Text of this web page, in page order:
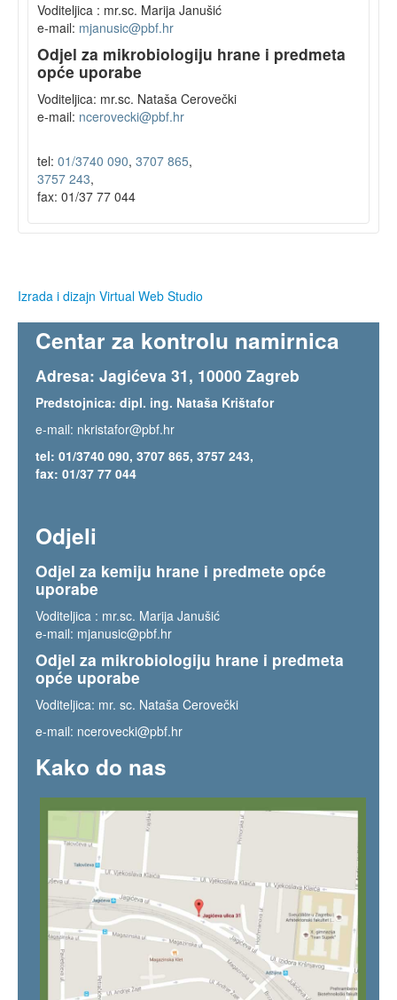
Voditeljica : mr.sc. Marija Janušić
e-mail: mjanusic@pbf.hr
Odjel za mikrobiologiju hrane i predmeta
opće uporabe
Voditeljica: mr.sc. Nataša Cerovečki
e-mail: ncerovecki@pbf.hr
tel: 01/3740 090, 3707 865,
3757 243,
fax: 01/37 77 044
Izrada i dizajn Virtual Web Studio
Centar za kontrolu namirnica
Adresa: Jagićeva 31, 10000 Zagreb
Predstojnica: dipl. ing. Nataša Krištafor
e-mail: nkristafor@pbf.hr
tel: 01/3740 090, 3707 865, 3757 243,
fax: 01/37 77 044
Odjeli
Odjel za kemiju hrane i predmete opće
uporabe
Voditeljica : mr.sc. Marija Janušić
e-mail: mjanusic@pbf.hr
Odjel za mikrobiologiju hrane i predmeta
opće uporabe
Voditeljica: mr. sc. Nataša Cerovečki
e-mail: ncerovecki@pbf.hr
Kako do nas